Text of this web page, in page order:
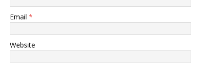
Email *
Website